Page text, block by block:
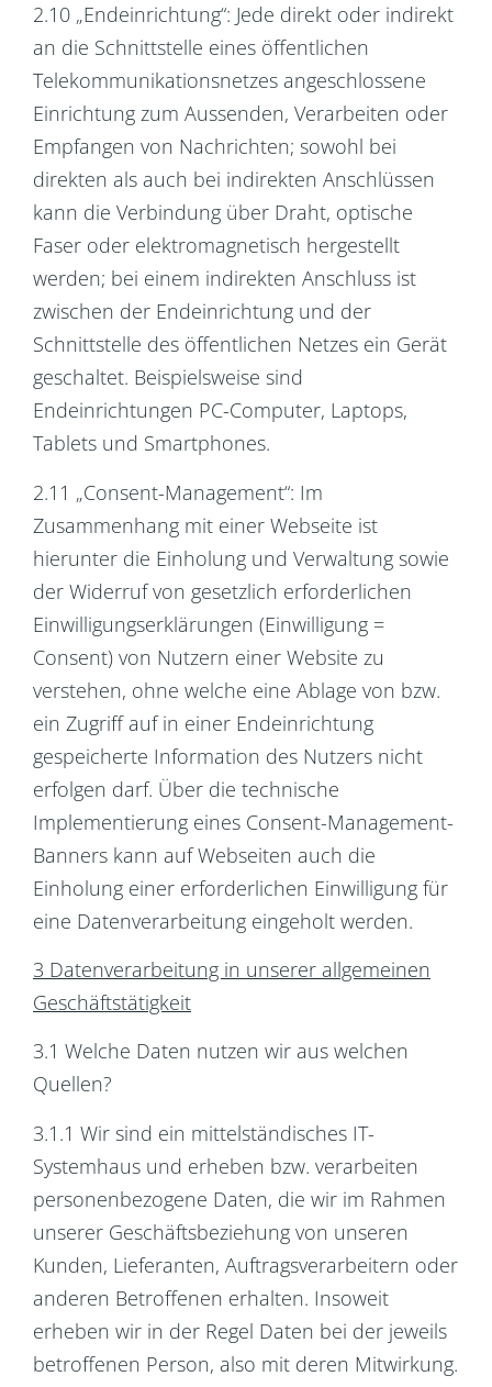
2.10 „Endeinrichtung“: Jede direkt oder indirekt
an die Schnittstelle eines öffentlichen
Telekommunikationsnetzes angeschlossene
Einrichtung zum Aussenden, Verarbeiten oder
Empfangen von Nachrichten; sowohl bei
direkten als auch bei indirekten Anschlüssen
kann die Verbindung über Draht, optische
Faser oder elektromagnetisch hergestellt
werden; bei einem indirekten Anschluss ist
zwischen der Endeinrichtung und der
Schnittstelle des öffentlichen Netzes ein Gerät
geschaltet. Beispielsweise sind
Endeinrichtungen PC-Computer, Laptops,
Tablets und Smartphones.
2.11 „Consent-Management“: Im
Zusammenhang mit einer Webseite ist
hierunter die Einholung und Verwaltung sowie
der Widerruf von gesetzlich erforderlichen
Einwilligungserklärungen (Einwilligung =
Consent) von Nutzern einer Website zu
verstehen, ohne welche eine Ablage von bzw.
ein Zugriff auf in einer Endeinrichtung
gespeicherte Information des Nutzers nicht
erfolgen darf. Über die technische
Implementierung eines Consent-Management-
Banners kann auf Webseiten auch die
Einholung einer erforderlichen Einwilligung für
eine Datenverarbeitung eingeholt werden.
3 Datenverarbeitung in unserer allgemeinen
Geschäftstätigkeit
3.1 Welche Daten nutzen wir aus welchen
Quellen?
3.1.1 Wir sind ein mittelständisches IT-
Systemhaus und erheben bzw. verarbeiten
personenbezogene Daten, die wir im Rahmen
unserer Geschäftsbeziehung von unseren
Kunden, Lieferanten, Auftragsverarbeitern oder
anderen Betroffenen erhalten. Insoweit
erheben wir in der Regel Daten bei der jeweils
betroffenen Person, also mit deren Mitwirkung.